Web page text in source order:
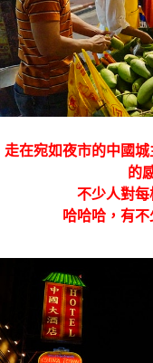
走在宛如夜市的中國
的
不少人對每
哈哈哈，有不